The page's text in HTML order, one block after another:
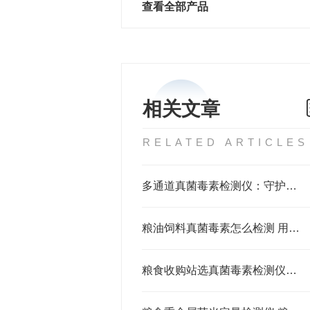
查看全部产品
相关文章
RELATED ARTICLES
多通道真菌毒素检测仪：守护粮油安全的智能防线
粮油饲料真菌毒素怎么检测 用残留快速检测仪解决黄曲霉毒素呕吐毒素问题
粮食收购站选真菌毒素检测仪怎么挑？避开这3个坑